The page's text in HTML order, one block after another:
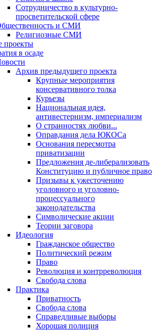
Сотрудничество в культурно-
просветительской сфере
и СМИ
Религиозные СМИ
проекты
в осаде
Архив предыдущего проекта
Крупные мероприятия
консервативного толка
Курьезы
Национальная идея,
антивестернизм, империализм
О странностях любви...
Оправдания дела ЮКОСа
Основания пересмотра
приватизации
Предложения де-либерализовать
Конституцию и публичное право
Призывы к ужесточению
уголовного и уголовно-
процессуального
законодательства
Символические акции
Теории заговора
Идеология
Гражданское общество
Политический режим
Право
Революция и контрреволюция
Свобода слова
Практика
Приватность
Свобода слова
Справедливые выборы
Хорошая полиция